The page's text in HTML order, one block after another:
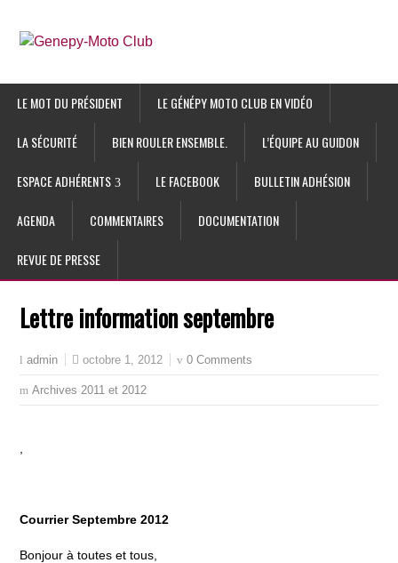
LE MOT DU PRÉSIDENT LE GÉNÉPY MOTO CLUB EN VIDÉO
LA SÉCURITÉ BIEN ROULER ENSEMBLE. L’ÉQUIPE AU GUIDON
ESPACE ADHÉRENTS LE FACEBOOK BULLETIN ADHÉSION
AGENDA COMMENTAIRES DOCUMENTATION
REVUE DE PRESSE
Lettre information septembre
admin octobre 1, 2012 0 Comments
Archives 2011 et 2012
Courrier Septembre 2012
Bonjour à toutes et tous,